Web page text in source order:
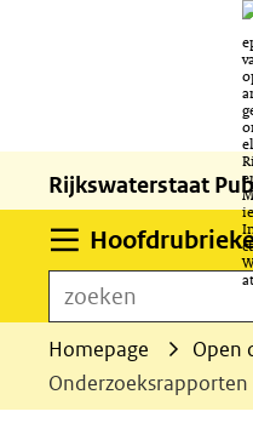
Rijkswaterstaat
zoeken
Homepage
Open
Onderzoeksrapporten